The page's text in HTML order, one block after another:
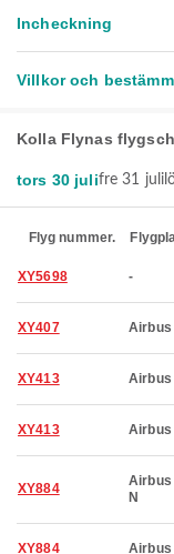
Incheckning
Villkor och
Kolla Flynas
tors 30 julifre 31 juli
Flyg nummer.
XY5698 -
XY407 Airbus
XY413 Airbus
XY413 Airbus
XY884
Airbus
N
XY884 Airbus